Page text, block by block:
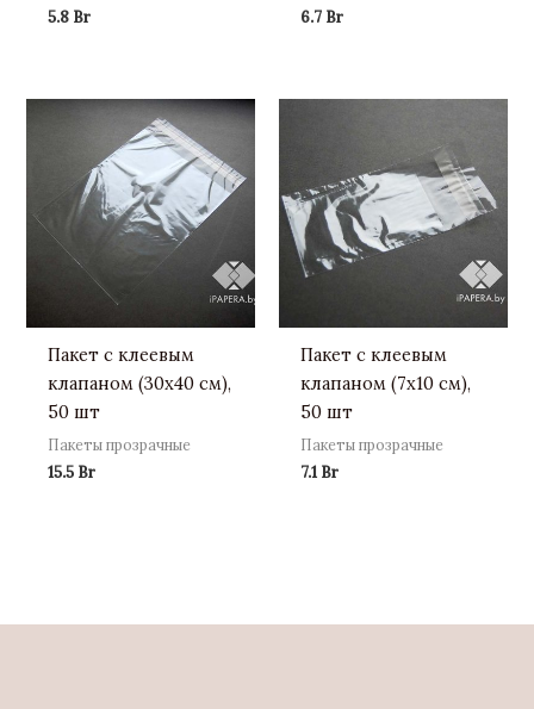
5.8 Br 6.7 Br
Пакет с клеевым
клапаном (30х40 см),
50 шт
Пакеты прозрачные
15.5 Br
Пакет с клеевым
клапаном (7х10 см),
50 шт
Пакеты прозрачные
7.1 Br